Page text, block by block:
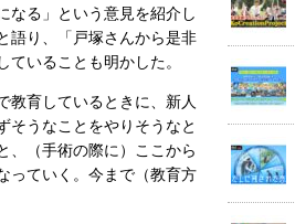
なる」という意見を紹介し
語り、「戸塚さんから是非
いることも明かした。
教育しているときに、新人
そうなことをやりそうなと
、（手術の際に）ここから
っていく。今まで（教育方